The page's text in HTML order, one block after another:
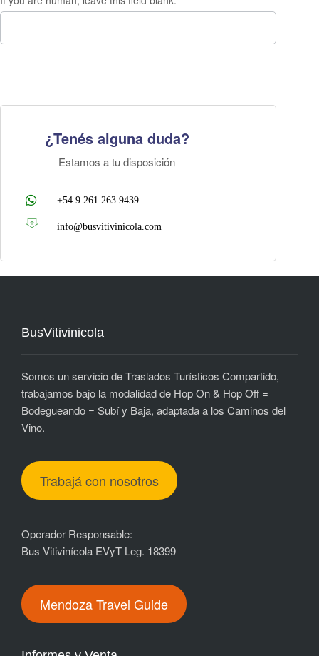
¿Tenés alguna duda?
Estamos a tu disposición
+54 9 261 263 9439
info@busvitivinicola.com
BusVitivinicola
Somos un servicio de Traslados Turísticos Compartido,
trabajamos bajo la modalidad de Hop On & Hop Off =
Bodegueando = Subí y Baja, adaptada a los Caminos del
Vino.
Trabajá con nosotros
Operador Responsable:
Bus Vitivinícola EVyT Leg. 18399
Mendoza Travel Guide